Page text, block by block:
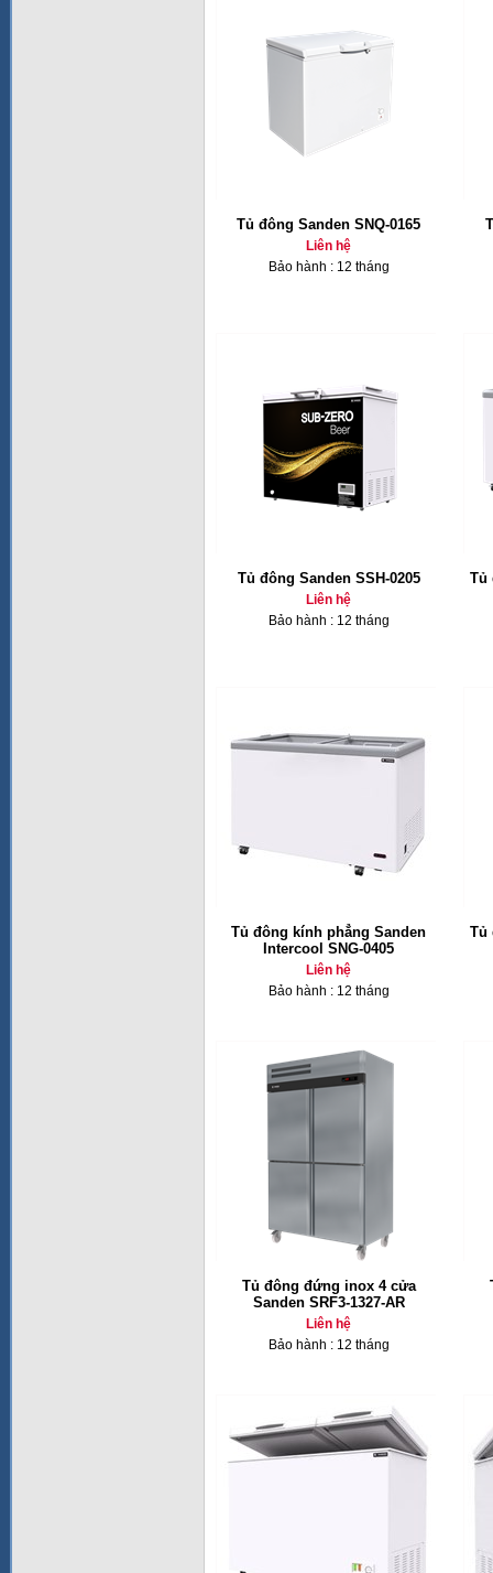
Tủ đông Sanden SNQ-0165
Liên hệ
Bảo hành : 12 tháng
Tủ đông Sanden SSH-0205
Liên hệ
Bảo hành : 12 tháng
Tủ
Tủ đông kính phẳng Sanden
Intercool SNG-0405
Liên hệ
Bảo hành : 12 tháng
Tủ
Tủ đông đứng inox 4 cửa
Sanden SRF3-1327-AR
Liên hệ
Bảo hành : 12 tháng